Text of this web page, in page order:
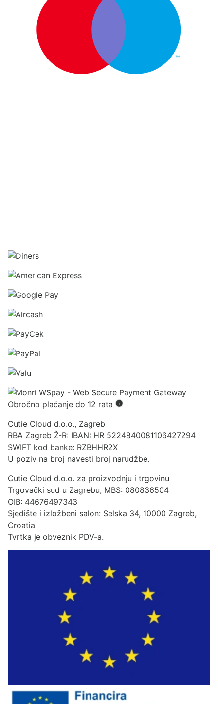
Obročno plaćanje do 12 rata
Cutie Cloud d.o.o., Zagreb
RBA Zagreb Ž-R: IBAN: HR 5224840081106427294
SWIFT kod banke: RZBHHR2X
U poziv na broj navesti broj narudžbe.
Cutie Cloud d.o.o. za proizvodnju i trgovinu
Trgovački sud u Zagrebu, MBS: 080836504
OIB: 44676497343
Sjedište i izložbeni salon: Selska 34, 10000 Zagreb,
Croatia
Tvrtka je obveznik PDV-a.